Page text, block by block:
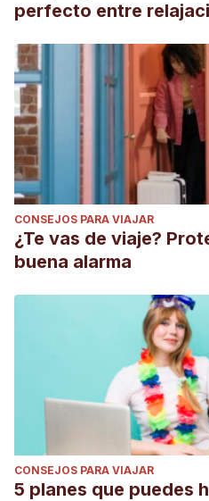
perfecto entre
CONSEJOS PARA VIAJAR
¿Te vas de viaje?
buena alarma
CONSEJOS PARA VIAJAR
5 planes que puedes